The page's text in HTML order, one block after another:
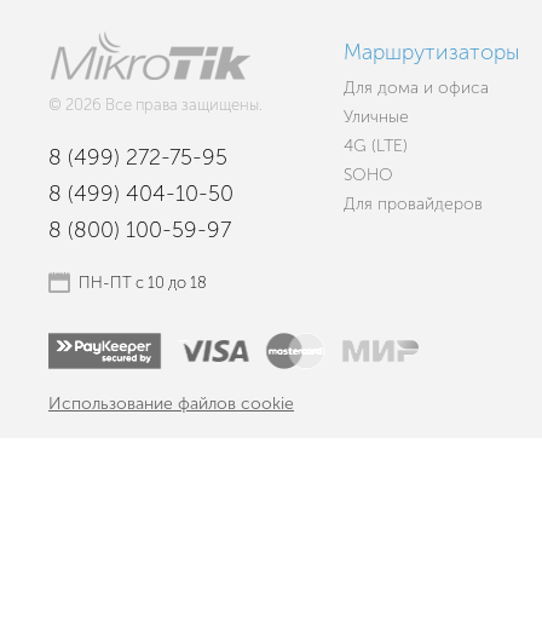
© 2026 Все права защищены.
8 (499) 272-75-95
8 (499) 404-10-50
8 (800) 100-59-97
ПН-ПТ с 10 до 18
Маршрутизаторы
Для дома и офиса
Уличные
4G (LTE)
SOHO
Для провайдеров
Использование файлов cookie